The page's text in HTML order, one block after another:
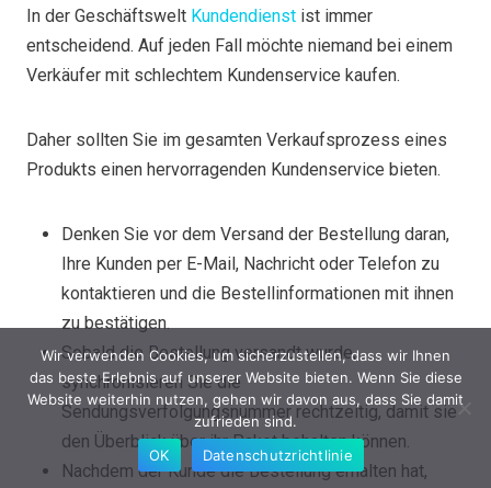
In der Geschäftswelt Kundendienst ist immer
entscheidend. Auf jeden Fall möchte niemand bei einem
Verkäufer mit schlechtem Kundenservice kaufen.
Daher sollten Sie im gesamten Verkaufsprozess eines
Produkts einen hervorragenden Kundenservice bieten.
Denken Sie vor dem Versand der Bestellung daran,
Ihre Kunden per E-Mail, Nachricht oder Telefon zu
kontaktieren und die Bestellinformationen mit ihnen
zu bestätigen.
Sobald die Bestellung versandt wurde,
synchronisieren Sie die
Sendungsverfolgungsnummer rechtzeitig, damit sie
den Überblick über ihr Paket behalten können.
Nachdem der Kunde die Bestellung erhalten hat,
Wir verwenden Cookies, um sicherzustellen, dass wir Ihnen
das beste Erlebnis auf unserer Website bieten. Wenn Sie diese
Website weiterhin nutzen, gehen wir davon aus, dass Sie damit
zufrieden sind.
OK
Datenschutzrichtlinie